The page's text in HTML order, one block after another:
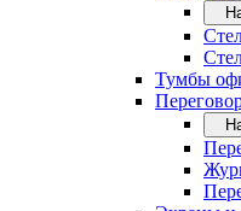
Тумбы